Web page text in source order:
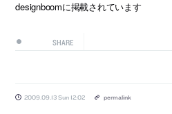
designboomに掲載されています
SHARE
2009.09.13 Sun 12:02 permalink